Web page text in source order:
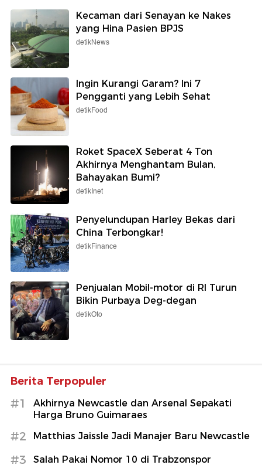
Kecaman dari Senayan ke Nakes
yang Hina Pasien BPJS
detikNews
Ingin Kurangi Garam? Ini 7
Pengganti yang Lebih Sehat
detikFood
Roket SpaceX Seberat 4 Ton
Akhirnya Menghantam Bulan,
Bahayakan Bumi?
detikInet
Penyelundupan Harley Bekas dari
China Terbongkar!
detikFinance
Penjualan Mobil-motor di RI Turun
Bikin Purbaya Deg-degan
detikOto
Berita Terpopuler
#1
Akhirnya Newcastle dan Arsenal Sepakati
Harga Bruno Guimaraes
#2 Matthias Jaissle Jadi Manajer Baru Newcastle
#3 Salah Pakai Nomor 10 di Trabzonspor